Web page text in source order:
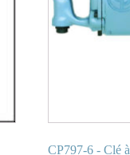
CP797-6 - Clé